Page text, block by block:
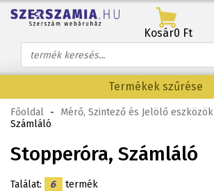
Kosár0 Ft
Termékek szűrése
Főoldal - Mérő, Szintező és Jelölő eszközök
Számláló
Stopperóra, Számláló
Találat: 6 termék